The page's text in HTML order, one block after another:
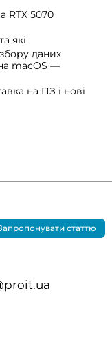
RTX 5070
які
даних
macOS —
на ПЗ і нові
статтю